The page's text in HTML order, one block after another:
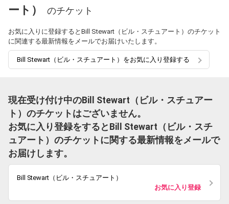
ート）
のチケット
お気に入りに登録するとBill Stewart（ビル・スチュアート）のチケット
に関連する最新情報をメールでお届けいたします。
Bill Stewart（ビル・スチュアート）をお気に入り登録する
現在受け付け中のBill Stewart（ビル・スチュアー
ト）のチケットはございません。
お気に入り登録をするとBill Stewart（ビル・スチ
ュアート）のチケットに関する最新情報をメールで
お届けします。
Bill Stewart（ビル・スチュアート）
お気に入り登録